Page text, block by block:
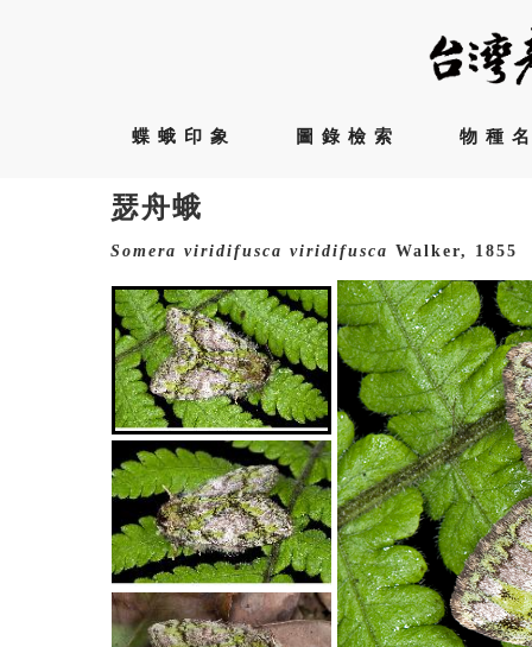
蝶蛾印象 圖錄檢索 物種
瑟舟蛾
Somera viridifusca viridifusca Walker, 1855